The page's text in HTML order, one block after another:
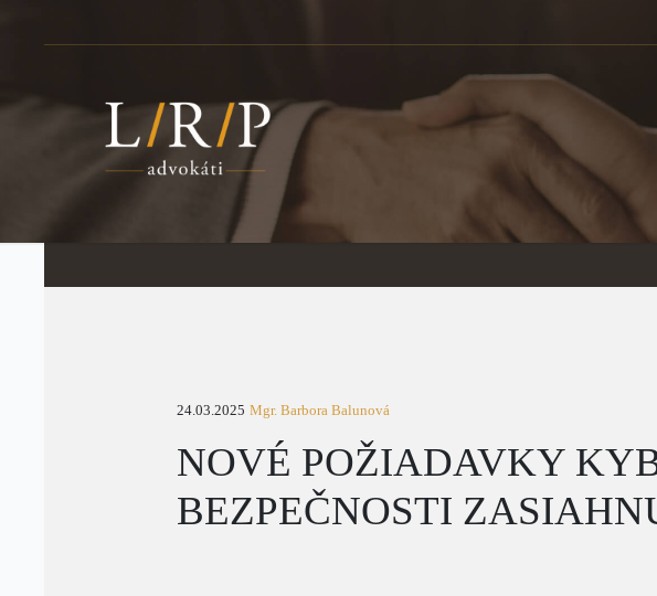
24.03.2025 Mgr. Barbora Balunová
NOVÉ POŽIADAVKY
BEZPEČNOSTI